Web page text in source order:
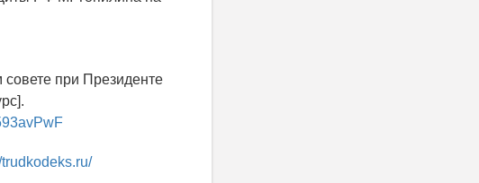
при Президенте
trudkodeks.ru/